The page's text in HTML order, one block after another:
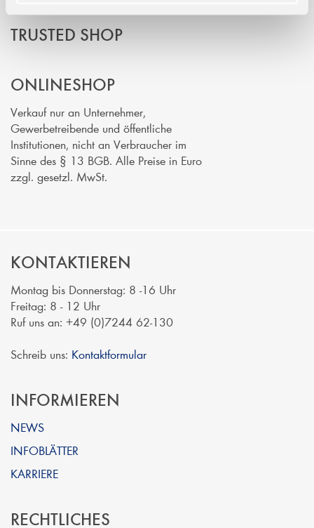
TRUSTED SHOP
ONLINESHOP
Verkauf nur an Unternehmer,
Gewerbetreibende und öffentliche
Institutionen, nicht an Verbraucher im
Sinne des § 13 BGB. Alle Preise in Euro
zzgl. gesetzl. MwSt.
KONTAKTIEREN
Montag bis Donnerstag: 8 -16 Uhr
Freitag: 8 - 12 Uhr
Ruf uns an: +49 (0)7244 62-130
Schreib uns: Kontaktformular
INFORMIEREN
NEWS
INFOBLÄTTER
KARRIERE
RECHTLICHES